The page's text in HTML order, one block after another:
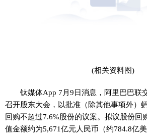
(相关资料图)
钛媒体App 7月9日消息，阿里巴巴联
召开股东大会，以批准（除其他事项外）
回购不超过7.6%股份的议案。拟议股份回
值金额约为5,671亿元人民币（约784.8亿